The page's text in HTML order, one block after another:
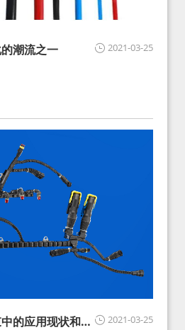
2021-03-25
潮流之一
2021-03-25
的应用现状和展